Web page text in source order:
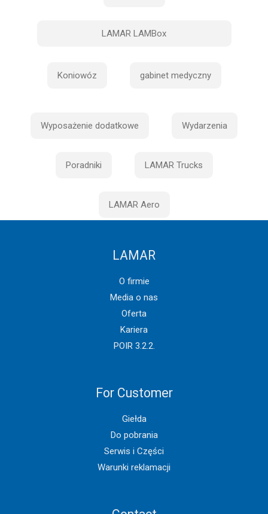
LAMAR LAMBox
Koniowóz gabinet medyczny
Wyposażenie dodatkowe Wydarzenia
Poradniki LAMAR Trucks
LAMAR Aero
LAMAR
O firmie
Media o nas
Oferta
Kariera
POIR 3.2.2.
For Customer
Giełda
Do pobrania
Serwis i Części
Warunki reklamacji